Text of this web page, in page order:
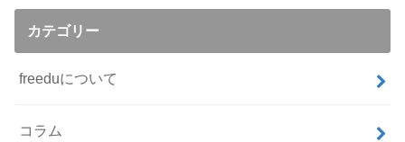
カテゴリー
freeduについて
コラム